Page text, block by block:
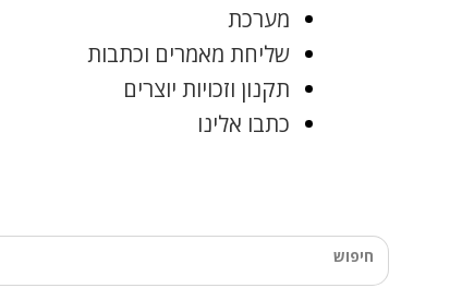
מערכת
שליחת מאמרים וכתבות
תקנון וזכויות יוצרים
כתבו אלינו